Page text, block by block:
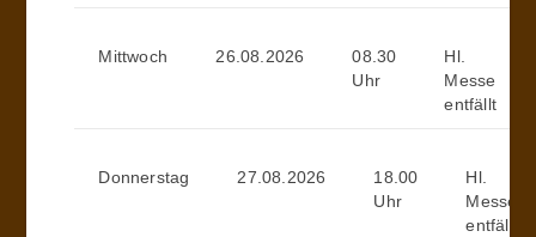
Mittwoch 26.08.2026
08.30
Uhr
Hl.
Messe
entfällt
Donnerstag 27.08.2026
18.00
Uhr
Hl.
Messe
entfällt